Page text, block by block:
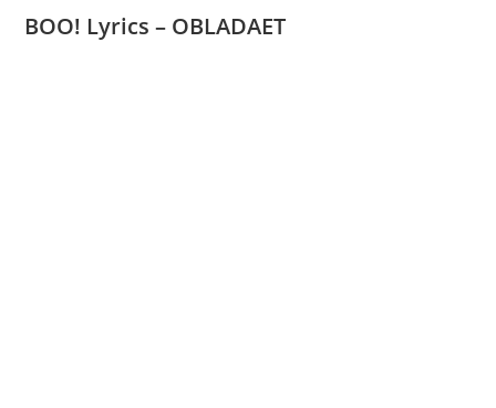
BOO! Lyrics – OBLADAET